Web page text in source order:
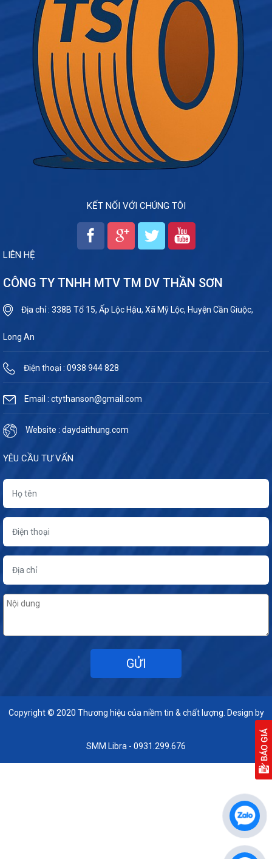
KẾT NỐI VỚI CHÚNG TÔI
LIÊN HỆ
CÔNG TY TNHH MTV TM DV THẦN SƠN
Địa chỉ : 338B Tổ 15, Ấp Lộc Hậu, Xã Mỹ Lộc, Huyện Cần Giuộc,
Long An
Điện thoại : 0938 944 828
Email : ctythanson@gmail.com
Website : daydaithung.com
YÊU CẦU TƯ VẤN
Copyright © 2020 Thương hiệu của niềm tin & chất lượng. Design by
SMM Libra - 0931.299.676